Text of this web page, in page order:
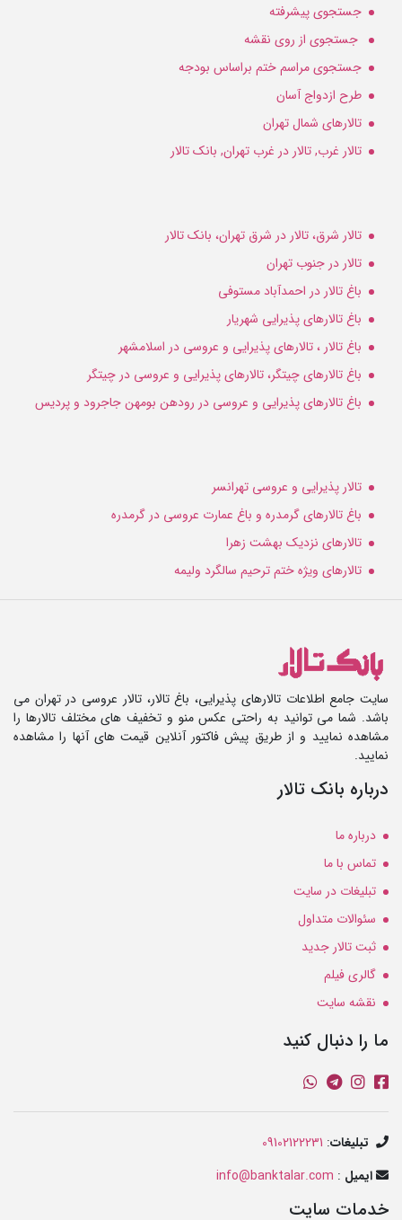
جستجوی پیشرفته
جستجوی از روی نقشه
جستجوی مراسم ختم براساس بودجه
طرح ازدواج آسان
تالارهای شمال تهران
تالار غرب, تالار در غرب تهران, بانک تالار
تالار شرق، تالار در شرق تهران، بانک تالار
تالار در جنوب تهران
باغ تالار در احمدآباد مستوفی
باغ تالارهای پذیرایی شهریار
باغ تالار ، تالارهای پذیرایی و عروسی در اسلامشهر
باغ تالارهای چیتگر، تالارهای پذیرایی و عروسی در چیتگر
باغ تالارهای پذیرایی و عروسی در رودهن بومهن جاجرود و پردیس
تالار پذیرایی و عروسی تهرانسر
باغ تالارهای گرمدره و باغ عمارت عروسی در گرمدره
تالارهای نزدیک بهشت زهرا
تالارهای ویژه ختم ترحیم سالگرد ولیمه
سایت جامع اطلاعات تالارهای پذیرایی، باغ تالار، تالار عروسی در تهران می
باشد. شما می توانید به راحتی عکس منو و تخفیف های مختلف تالارها را
مشاهده نمایید و از طریق پیش فاکتور آنلاین قیمت های آنها را مشاهده
نمایید.
درباره بانک تالار
درباره ما
تماس با ما
تبلیغات در سایت
سئوالات متداول
ثبت تالار جدید
گالری فیلم
نقشه سایت
ما را دنبال کنید
تبلیغات:
09102122231
ایمیل :
info@banktalar.com
خدمات سایت